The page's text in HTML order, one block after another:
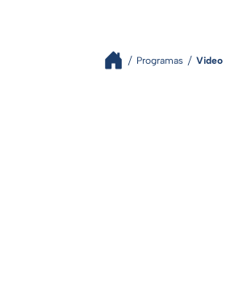
Programas Video